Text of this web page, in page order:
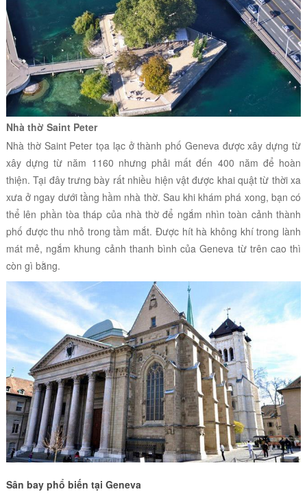
Nhà thờ Saint Peter
Nhà thờ Saint Peter tọa lạc ở thành phố Geneva được xây dựng từ
xây dựng từ năm 1160 nhưng phải mất đến 400 năm để hoàn
thiện. Tại đây trưng bày rất nhiều hiện vật được khai quật từ thời xa
xưa ở ngay dưới tầng hầm nhà thờ. Sau khi khám phá xong, bạn có
thể lên phần tòa tháp của nhà thờ để ngắm nhìn toàn cảnh thành
phố được thu nhỏ trong tầm mắt. Được hít hà không khí trong lành
mát mẻ, ngắm khung cảnh thanh bình của Geneva từ trên cao thì
còn gì bằng.
Sân bay phổ biến tại Geneva